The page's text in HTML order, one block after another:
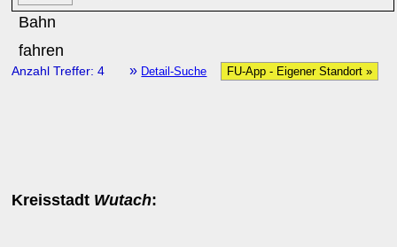
Anzahl Treffer: 4 » Detail-Suche FU-App - Eigener Standort »
Kreisstadt Wutach: